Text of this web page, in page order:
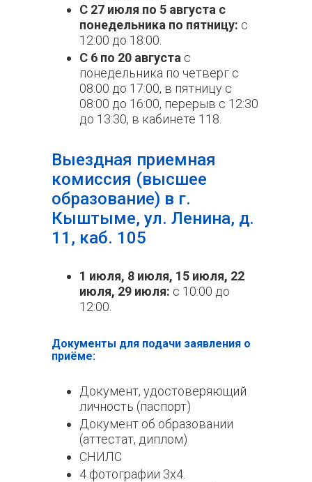
С 27 июля по 5 августа с
понедельника по пятницу: с
12:00 до 18:00.
C 6 по 20 августа с
понедельника по четверг с
08:00 до 17:00, в пятницу с
08:00 до 16:00, перерыв с 12:30
до 13:30, в кабинете 118.
Выездная приемная
комиссия (высшее
образование) в г.
Кыштыме, ул. Ленина, д.
11, каб. 105
1 июля, 8 июля, 15 июля, 22
июля, 29 июля: с 10:00 до
12:00.
Документы для подачи заявления о
приёме:
Документ, удостоверяющий
личность (паспорт)
Документ об образовании
(аттестат, диплом)
СНИЛС
4 фотографии 3х4.